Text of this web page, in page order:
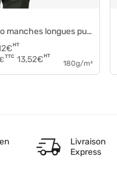
manches longues pu425
€HT
TTC 13,52€HT
180g/m²
Livraison
Express